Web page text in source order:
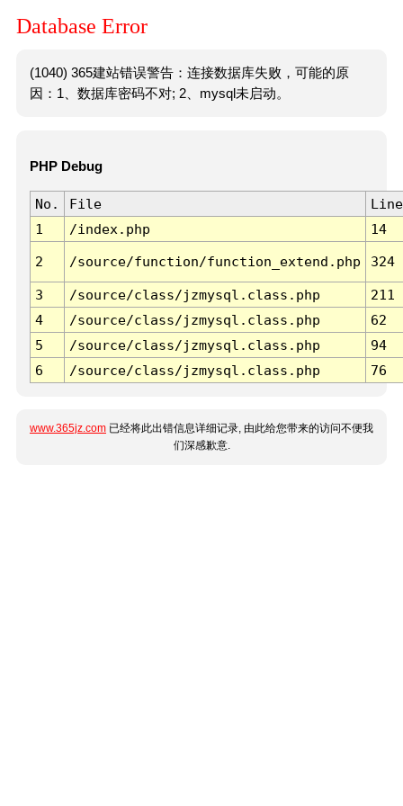
Database Error
(1040) 365建站错误警告：连接数据库失败，可能的原
因：1、数据库密码不对; 2、mysql未启动。
PHP Debug
No. File
Line
1
/index.php 14
2 /source/function/function_extend.php 324
3 /source/class/jzmysql.class.php
211
4
/source/class/jzmysql.class.php
62
5
/source/class/jzmysql.class.php
94
6
/source/class/jzmysql.class.php 76
www.365jz.com 已经将此出错信息详细记录, 由此给您带来的访问不便我
们深感歉意.